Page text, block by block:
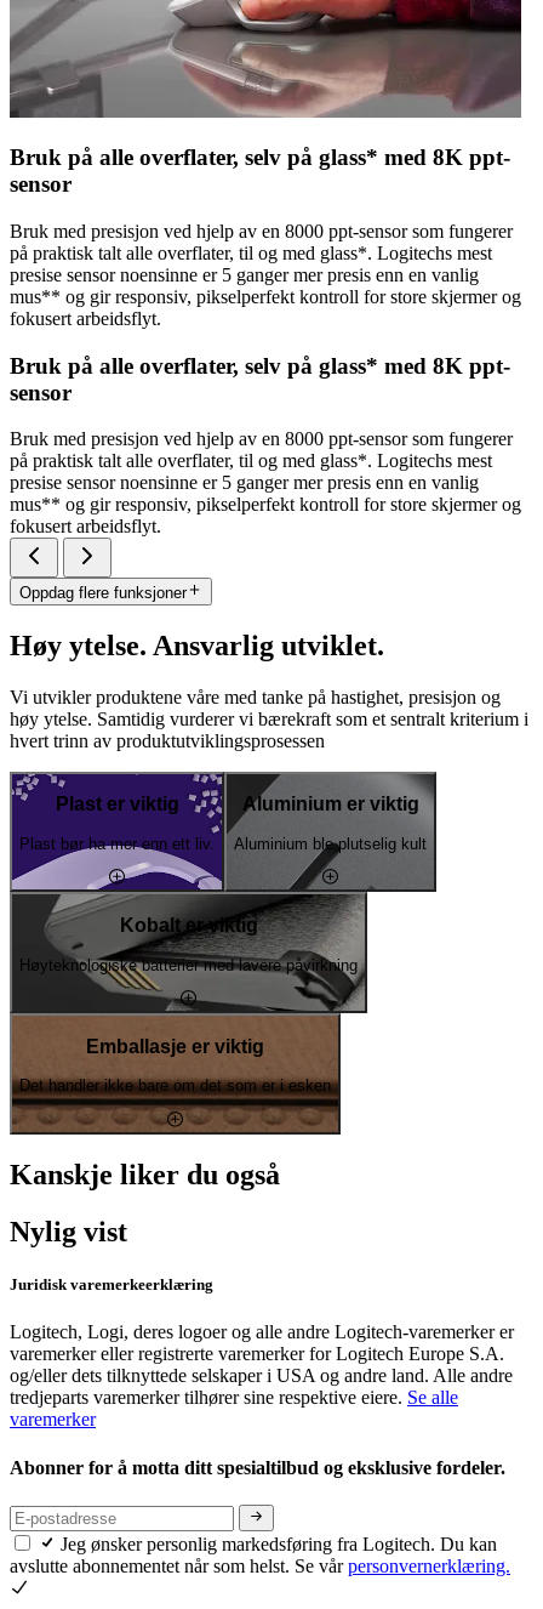
Bruk på alle overflater, selv på glass* med 8K ppt-
sensor
Bruk med presisjon ved hjelp av en 8000 ppt-sensor som fungerer
på praktisk talt alle overflater, til og med glass*. Logitechs mest
presise sensor noensinne er 5 ganger mer presis enn en vanlig
mus** og gir responsiv, pikselperfekt kontroll for store skjermer og
fokusert arbeidsflyt.
Bruk på alle overflater, selv på glass* med 8K ppt-
sensor
Bruk med presisjon ved hjelp av en 8000 ppt-sensor som fungerer
på praktisk talt alle overflater, til og med glass*. Logitechs mest
presise sensor noensinne er 5 ganger mer presis enn en vanlig
mus** og gir responsiv, pikselperfekt kontroll for store skjermer og
fokusert arbeidsflyt.
Oppdag flere funksjoner
Høy ytelse. Ansvarlig utviklet.
Vi utvikler produktene våre med tanke på hastighet, presisjon og
høy ytelse. Samtidig vurderer vi bærekraft som et sentralt kriterium i
hvert trinn av produktutviklingsprosessen
Plast er viktig
Plast bør ha mer enn ett liv.
Aluminium er viktig
Aluminium ble plutselig kult
Kobalt er viktig
Høyteknologiske batterier med lavere påvirkning
Emballasje er viktig
Det handler ikke bare om det som er i esken
Kanskje liker du også
Nylig vist
Juridisk varemerkeerklæring
Logitech, Logi, deres logoer og alle andre Logitech-varemerker er
varemerker eller registrerte varemerker for Logitech Europe S.A.
og/eller dets tilknyttede selskaper i USA og andre land. Alle andre
tredjeparts varemerker tilhører sine respektive eiere. Se alle
varemerker
Abonner for å motta ditt spesialtilbud og eksklusive fordeler.
Jeg ønsker personlig markedsføring fra Logitech. Du kan
avslutte abonnementet når som helst. Se vårpersonvernerklæring.